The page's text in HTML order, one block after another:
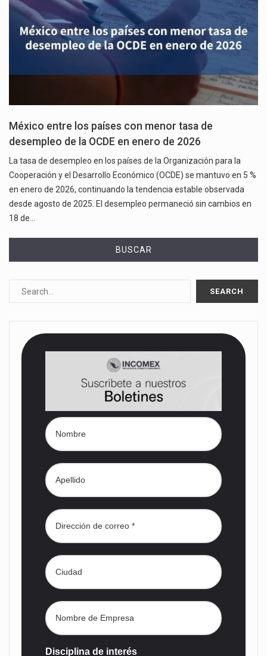
México entre los países con menor tasa de
desempleo de la OCDE en enero de 2026
La tasa de desempleo en los países de la Organización para la
Cooperación y el Desarrollo Económico (OCDE) se mantuvo en 5 %
en enero de 2026, continuando la tendencia estable observada
desde agosto de 2025. El desempleo permaneció sin cambios en
18 de…
BUSCAR
Disciplina de interés